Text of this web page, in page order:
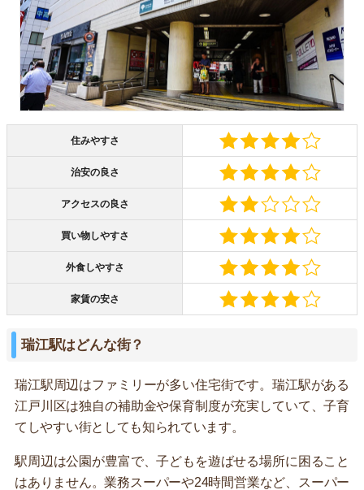
住みやすさ
治安の良さ
アクセスの良さ
買い物しやすさ
外食しやすさ
家賃の安さ
瑞江駅はどんな街？
瑞江駅周辺はファミリーが多い住宅街です。瑞江駅がある
江戸川区は独自の補助金や保育制度が充実していて、子育
てしやすい街としても知られています。
駅周辺は公園が豊富で、子どもを遊ばせる場所に困ること
はありません。業務スーパーや24時間営業など、スーパー